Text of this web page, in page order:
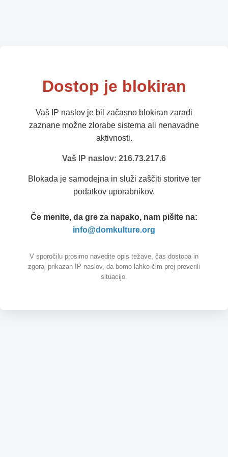
Dostop je blokiran
Vaš IP naslov je bil začasno blokiran zaradi
zaznane možne zlorabe sistema ali nenavadne
aktivnosti.
Vaš IP naslov: 216.73.217.6
Blokada je samodejna in služi zaščiti storitve ter
podatkov uporabnikov.
Če menite, da gre za napako, nam pišite na:
info@domkulture.org
V sporočilu prosimo navedite opis težave, čas dostopa in
zgoraj prikazan IP naslov, da bomo lahko čim prej preverili
situacijo.